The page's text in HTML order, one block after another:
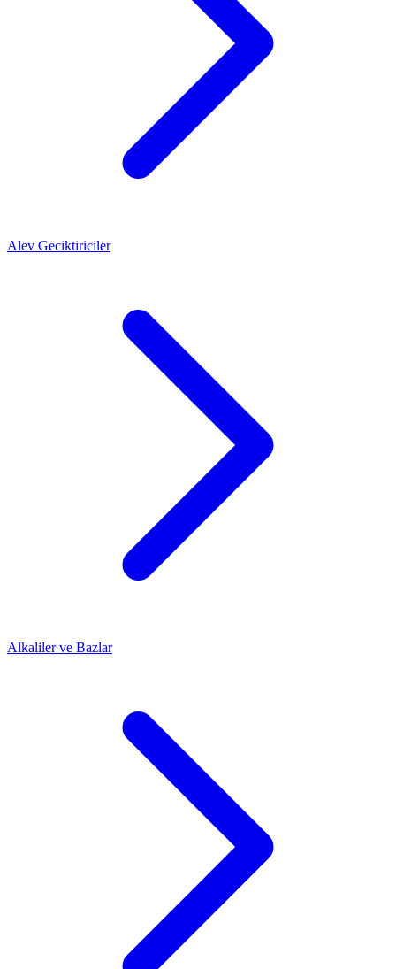
Alev Geciktiriciler
Alkaliler ve Bazlar